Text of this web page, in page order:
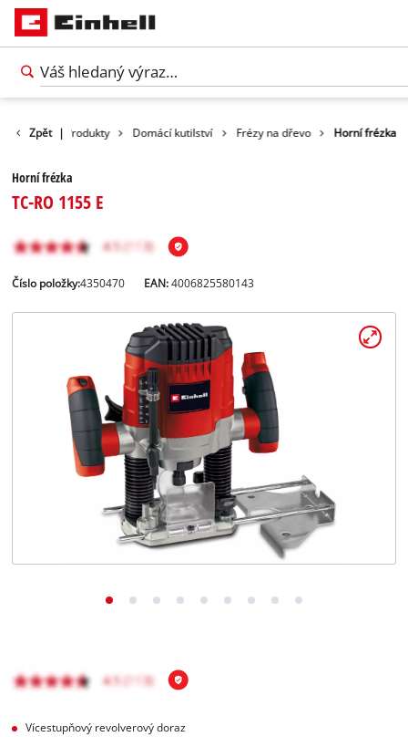
čeština
English
Zpět | Produkty Domácí kutilství Frézy na dřevo Horní frézka
Horní frézka
TC-RO 1155 E
Číslo položky:4350470 EAN:4006825580143
Vícestupňový revolverový doraz